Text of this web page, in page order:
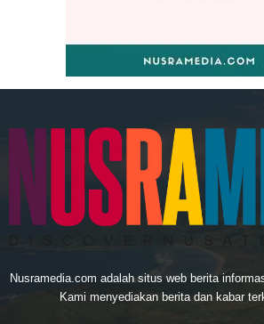
Nusramedia.com adalah situs web berita
Kami menyediakan berita dan kabar